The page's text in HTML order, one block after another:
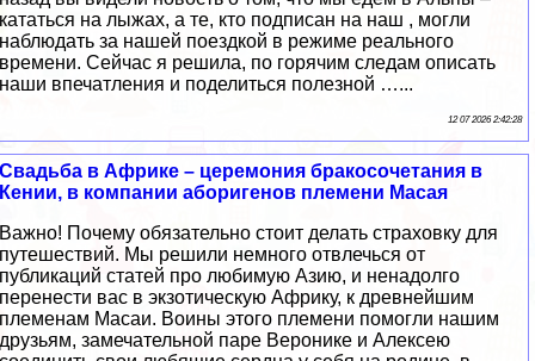
кататься на лыжах, а те, кто подписан на наш , могли
наблюдать за нашей поездкой в режиме реального
времени. Сейчас я решила, по горячим следам описать
наши впечатления и поделиться полезной …...
12 07 2026 2:42:28
Свадьба в Африке – церемония бракосочетания в
Кении, в компании аборигенов племени Масая
Важно! Почему обязательно стоит делать страховку для
путешествий. Мы решили немного отвлечься от
публикаций статей про любимую Азию, и ненадолго
перенести вас в экзотическую Африку, к древнейшим
племенам Масаи. Воины этого племени помогли нашим
друзьям, замечательной паре Веронике и Алексею